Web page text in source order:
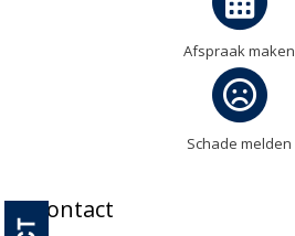
Afspraak maken
Schade melden
Contact